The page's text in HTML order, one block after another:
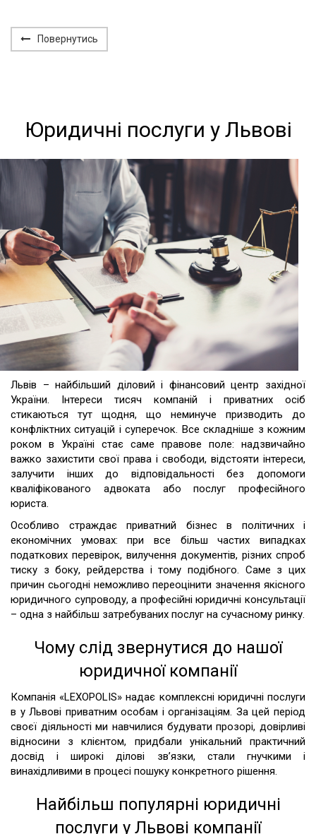
Повернутись
Юридичні послуги у Львові
Львів – найбільший діловий і фінансовий центр західної
України. Інтереси тисяч компаній і приватних осіб
стикаються тут щодня, що неминуче призводить до
конфліктних ситуацій і суперечок. Все складніше з кожним
роком в Україні стає саме правове поле: надзвичайно
важко захистити свої права і свободи, відстояти інтереси,
залучити інших до відповідальності без допомоги
кваліфікованого адвоката або послуг професійного
юриста.
Особливо страждає приватний бізнес в політичних і
економічних умовах: при все більш частих випадках
податкових перевірок, вилучення документів, різних спроб
тиску з боку, рейдерства і тому подібного. Саме з цих
причин сьогодні неможливо переоцінити значення якісного
юридичного супроводу, а професійні юридичні консультації
– одна з найбільш затребуваних послуг на сучасному ринку.
Чому слід звернутися до нашої
юридичної компанії
Компанія «LEXOPOLIS» надає комплексні юридичні послуги
в у Львові приватним особам і організаціям. За цей період
своєї діяльності ми навчилися будувати прозорі, довірливі
відносини з клієнтом, придбали унікальний практичний
досвід і широкі ділові зв’язки, стали гнучкими і
винахідливими в процесі пошуку конкретного рішення.
Найбільш популярні юридичні
послуги у Львові компанії